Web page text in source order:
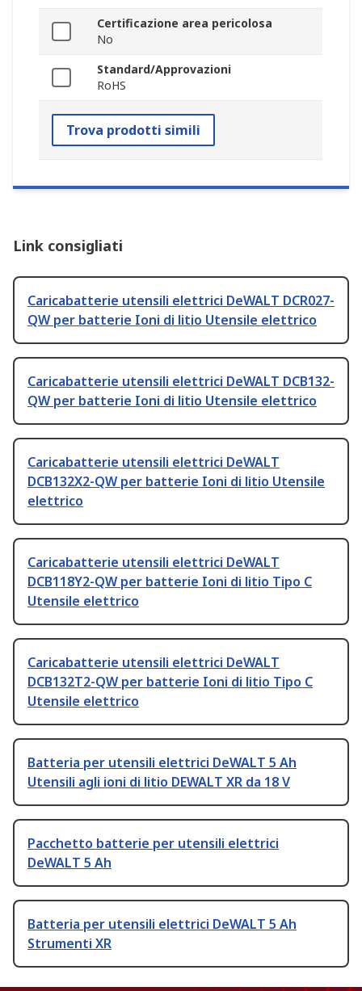
Certificazione area pericolosa
No
Standard/Approvazioni
RoHS
Trova prodotti simili
Link consigliati
Caricabatterie utensili elettrici DeWALT DCR027-
QW per batterie Ioni di litio Utensile elettrico
Caricabatterie utensili elettrici DeWALT DCB132-
QW per batterie Ioni di litio Utensile elettrico
Caricabatterie utensili elettrici DeWALT
DCB132X2-QW per batterie Ioni di litio Utensile
elettrico
Caricabatterie utensili elettrici DeWALT
DCB118Y2-QW per batterie Ioni di litio Tipo C
Utensile elettrico
Caricabatterie utensili elettrici DeWALT
DCB132T2-QW per batterie Ioni di litio Tipo C
Utensile elettrico
Batteria per utensili elettrici DeWALT 5 Ah
Utensili agli ioni di litio DEWALT XR da 18 V
Pacchetto batterie per utensili elettrici
DeWALT 5 Ah
Batteria per utensili elettrici DeWALT 5 Ah
Strumenti XR